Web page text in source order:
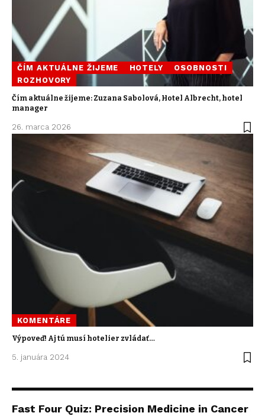
ČÍM AKTUÁLNE ŽIJEME HOTELY
OSOBNOSTI
ROZHOVORY
Čím aktuálne žijeme: Zuzana Sabolová, Hotel Albrecht, hotel
manager
26. marca 2026
KOMENTÁRE
Výpoveď! Aj tú musí hotelier zvládať…
5. januára 2024
Fast Four Quiz: Precision Medicine in Cancer